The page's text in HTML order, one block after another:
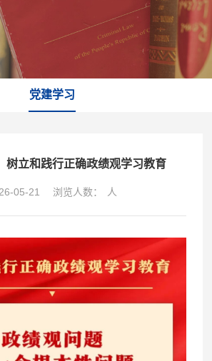
党建学习
树立和践行正确政绩观学习教育
05-21 浏览人数： 人